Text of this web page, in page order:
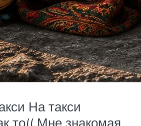
На такси
то(( Мне знакомая